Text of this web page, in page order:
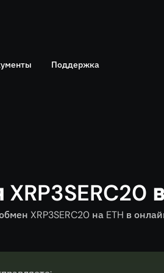
Поддержка
XRP3SERC20 на ETH в